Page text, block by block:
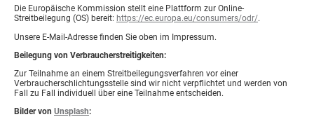
Die Europäische Kommission stellt eine Plattform zur Online-
Streitbeilegung (OS) bereit: https://ec.europa.eu/consumers/odr/.
Unsere E-Mail-Adresse finden Sie oben im Impressum.
Beilegung von Verbraucherstreitigkeiten:
Zur Teilnahme an einem Streitbeilegungsverfahren vor einer
Verbraucherschlichtungsstelle sind wir nicht verpflichtet und werden von
Fall zu Fall individuell über eine Teilnahme entscheiden.
Bilder von Unsplash: